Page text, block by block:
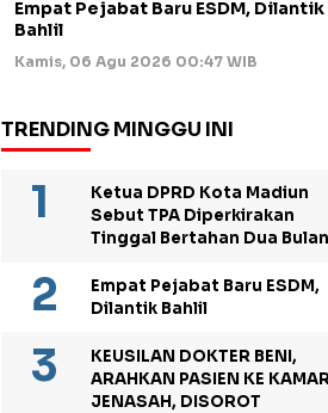
Empat Pejabat Baru ESDM, Dilantik
Bahlil
Kamis, 06 Agu 2026 00:47 WIB
TRENDING MINGGU INI
Ketua DPRD Kota Madiun
Sebut TPA Diperkirakan
Tinggal Bertahan Dua Bulan
Empat Pejabat Baru ESDM,
Dilantik Bahlil
KEUSILAN DOKTER BENI,
ARAHKAN PASIEN KE
JENASAH, DISOROT